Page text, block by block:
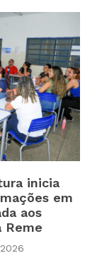
inicia
em
aos
Reme